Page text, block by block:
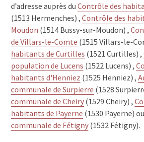
d’adresse auprès duContrôle des
(1513 Hermenches) ,Contrôle des
Moudon (1514 Bussy-sur-Moudon) ,
de Villars-le-Comte (1515 Villars-le-
habitants de Curtilles (1521 Curtilles) ,
population de Lucens (1522 Lucens) ,
habitants d'Henniez (1525 Henniez) ,
communale de Surpierre (1528
communale de Cheiry (1529 Cheiry) ,
habitants de Payerne (1530 Payerne)
communale de Fétigny (1532 Fétigny).